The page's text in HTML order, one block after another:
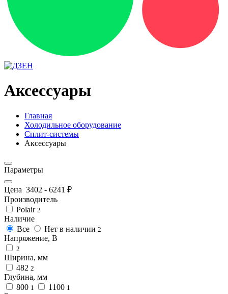
Аксессуары
Главная
Холодильное оборудование
Сплит-системы
Аксессуары
Параметры
Цена 3402 - 6241 ₽
Производитель
Polair 2
Наличие
Все
Нет в наличии 2
Напряжение, В
2
Ширина, мм
482 2
Глубина, мм
800 1 1100 1